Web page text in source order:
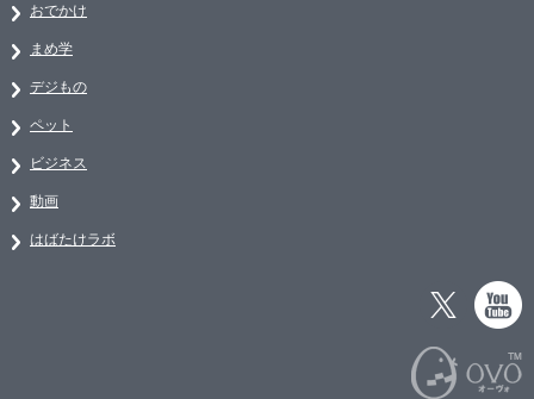
おでかけ
まめ学
デジもの
ペット
ビジネス
動画
はばたけラボ